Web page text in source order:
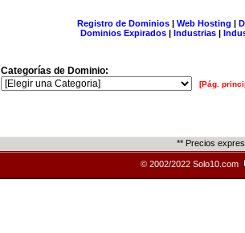
Registro de Dominios| Web Hosting |
Dominios Expirados | Industrias |
Categorías de Dominio:
[Pág.
** Precios
© 2002/2022 Solo10.com